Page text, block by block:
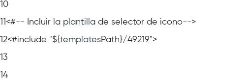
10
11<#-- Incluir la plantilla de selector de icono-->
12<#include "${templatesPath}/49219">
13
14